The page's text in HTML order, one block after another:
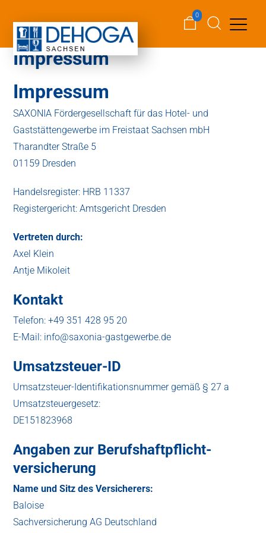
0
Impressum
Impressum
SAXONIA Fördergesellschaft für das Hotel- und
Gaststättengewerbe im Freistaat Sachsen mbH
Tharandter Straße 5
01159 Dresden
Handelsregister: HRB 11337
Registergericht: Amtsgericht Dresden
Vertreten durch:
Axel Klein
Antje Mikoleit
Kontakt
Telefon: +49 351 428 95 20
E-Mail: info@saxonia-gastgewerbe.de
Umsatzsteuer-ID
Umsatzsteuer-Identifikationsnummer gemäß § 27 a
Umsatzsteuergesetz:
DE151823968
Angaben zur Berufs­haftpflicht­
versicherung
Name und Sitz des Versicherers:
Baloise
Sachversicherung AG Deutschland